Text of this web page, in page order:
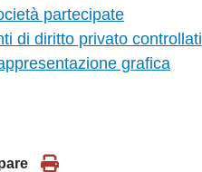
partecipate
di diritto privato controllati
grafica